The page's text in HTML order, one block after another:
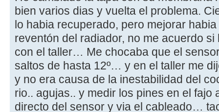
bien varios dias y vuelta el problema.
lo habia recuperado, pero mejorar
reventón del radiador, no me acuerdo
con el taller… Me chocaba que el
saltos de hasta 12º… y en el taller me
y no era causa de la inestabilidad del
rio.. agujas.. y medir los pines en el fajo
directo del sensor y via el cableado…